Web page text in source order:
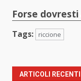
Forse
Tags: riccione
ARTICOLI RECENTI